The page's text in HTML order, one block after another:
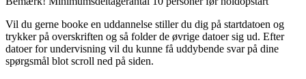
Vil du gerne booke en uddannelse stiller du dig på startdatoen og
trykker på overskriften og så folder de øvrige datoer sig ud. Efter
datoer for undervisning vil du kunne få uddybende svar på dine
spørgsmål blot scroll ned på siden.